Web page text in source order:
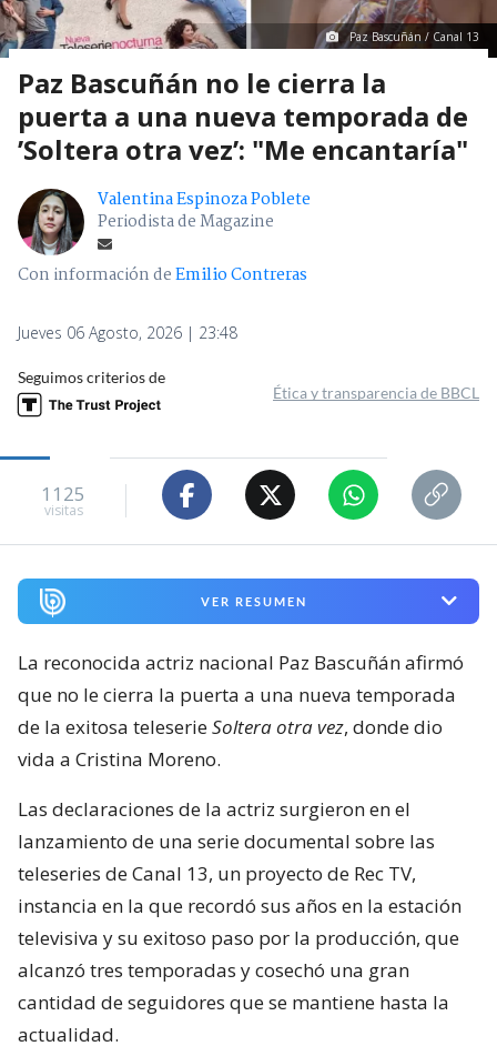
Paz Bascuñán / Canal 13
Paz Bascuñán no le cierra la
puerta a una nueva temporada de
’Soltera otra vez’: "Me encantaría"
Valentina Espinoza Poblete
Periodista de Magazine
Con información deEmilio Contreras
Jueves 06 Agosto, 2026 | 23:48
Seguimos criterios de
Ética y transparencia de BBCL
1125
visitas
VER RESUMEN
La reconocida actriz nacional Paz Bascuñán afirmó
que no le cierra la puerta a una nueva temporada
de la exitosa teleserieSoltera otra vez, donde dio
vida a Cristina Moreno.
Las declaraciones de la actriz surgieron en el
lanzamiento de una serie documental sobre las
teleseries de Canal 13, un proyecto de Rec TV,
instancia en la que recordó sus años en la estación
televisiva y su exitoso paso por la producción, que
alcanzó tres temporadas y cosechó una gran
cantidad de seguidores que se mantiene hasta la
actualidad.